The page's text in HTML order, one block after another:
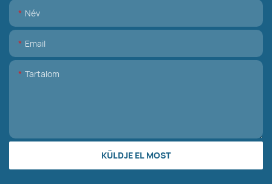
Név
Email
Tartalom
KÜLDJE EL MOST